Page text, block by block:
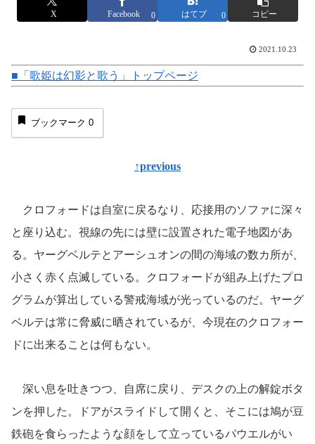
X Facebook 0 はてブ 0 コピー
2021.10.23
■「歌姫は幻影と歌う」トップページ
ブックマーク 0
↑previous
クロフォードは自室に戻るなり、応接用のソファに深々
と座り込む。視線の先には壁に設置された電子地図があ
る。ヤーグベルテとアーシュオンの間の海域の数カ所が、
小さく赤く点滅している。クロフォードが組み上げたプロ
グラムが算出している警戒海域が光っているのだ。ヤーグ
ベルテは常に脅威に晒されているが、今現在のクロフォー
ドに出来ることは何もない。
深い息を吐きつつ、自席に戻り、デスクの上の解錠ボタ
ンを押した。ドアがスライドして開くと、そこには鳩が豆
鉄砲を食らったような顔をして立っているパウエルがい